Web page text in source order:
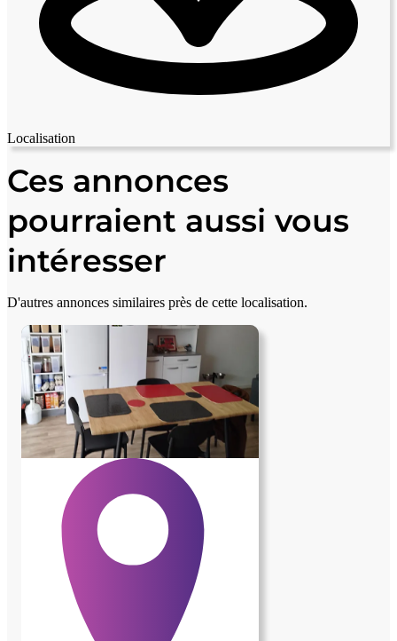
Localisation
+
−
Ces annonces
pourraient aussi vous
intéresser
D'autres annonces similaires près de cette localisation.